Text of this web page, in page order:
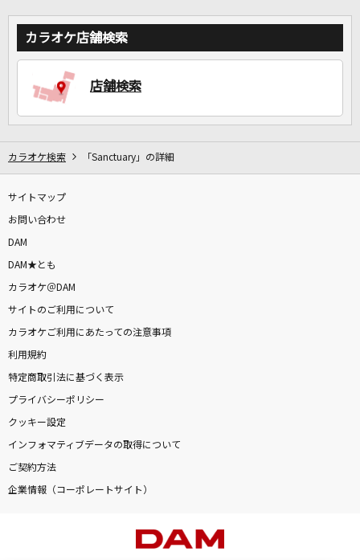
カラオケ店舗検索
店舗検索
カラオケ検索 「Sanctuary」の詳細
サイトマップ
お問い合わせ
DAM
DAM★とも
カラオケ＠DAM
サイトのご利用について
カラオケご利用にあたっての注意事項
利用規約
特定商取引法に基づく表示
プライバシーポリシー
クッキー設定
インフォマティブデータの取得について
ご契約方法
企業情報（コーポレートサイト）